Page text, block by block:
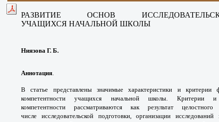
РАЗВИТИЕ ОСНОВ
УЧАЩИХСЯ НАЧАЛЬНОЙ ШКОЛЫ
Ниязова Г. Б.
Аннотация.
В статье представлены значимыехарактеристики и
компетентности учащихся начальной школы.
компетентности рассматриваются как результат
числе исследовательской подготовки, организации